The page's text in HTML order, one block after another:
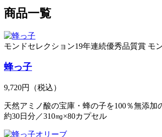
商品一覧
モンドセレクション19年連続優秀品質賞 モ
蜂っ子
9,720円 （税込）
天然アミノ酸の宝庫・蜂の子を100％無添加
約30日分／310㎎×80カプセル